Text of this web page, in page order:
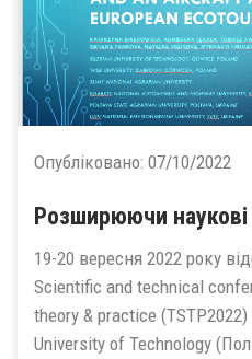
Опубліковано: 07/10/2022
Розширюючи
19-20 вересня 2022 року
Scientific and technical
theory & practice (TSTP2022)
University of Technology